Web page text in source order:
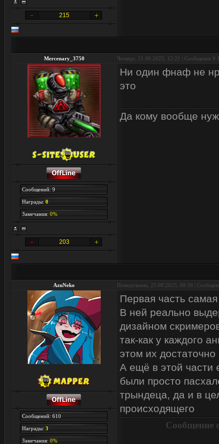
215
Mercenary_3750 Четверг, 21.08.2025, 12:21 | Сообщение #
Сообщений: 9
Награды: 0
Замечания: 0%
203
Ни один фнаф не
это
Да кому вообще
AzuNeko Понедельник, 25.08.2025, 08:56 |
Сообщений: 610
Награды: 3
Замечания: 0%
Первая часть
В ней реально
дизайном
так-как у каждого
этом их
А ещё в этой части
были просто
трындеца, да и в
происходящего
Сообщение